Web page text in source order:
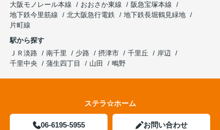
大阪モノレール本線
おおさか東線
阪急宝塚本線
地下鉄今里筋線
北大阪急行電鉄
地下鉄長堀鶴見緑地
片町線
駅から探す
ＪＲ淡路
南千里 少路 摂津市 千里丘
岸辺
千里中央
蒲生四丁目 山田 鴫野
ステラ☆ホーム
06-6195-5955 お問い合わせ